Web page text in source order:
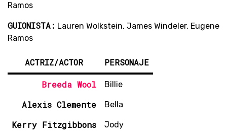
Ramos
GUIONISTA: Lauren Wolkstein, James Windeler, Eugene
Ramos
ACTRIZ/ACTOR PERSONAJE
Breeda Wool Billie
Alexis Clemente Bella
Kerry Fitzgibbons Jody